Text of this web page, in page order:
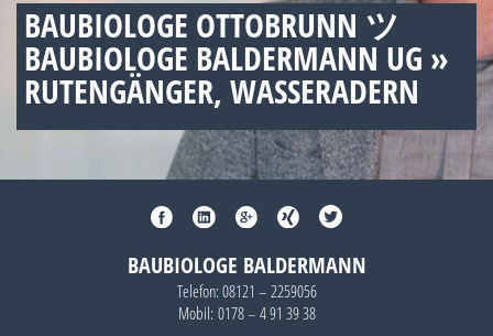
BAUBIOLOGE OTTOBRUNN ツ
BAUBIOLOGE BALDERMANN UG »
RUTENGÄNGER, WASSERADERN
BAUBIOLOGE BALDERMANN
Telefon: 08121 – 2259056
Mobil: 0178 – 4 91 39 38